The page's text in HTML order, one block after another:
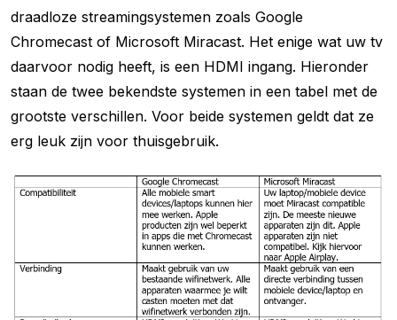
draadloze streamingsystemen zoals Google
Chromecast of Microsoft Miracast. Het enige wat uw tv
daarvoor nodig heeft, is een HDMI ingang. Hieronder
staan de twee bekendste systemen in een tabel met de
grootste verschillen. Voor beide systemen geldt dat ze
erg leuk zijn voor thuisgebruik.